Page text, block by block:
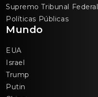
Supremo Tribunal Federal
Políticas Públicas
Mundo
EUA
Israel
Trump
Putin